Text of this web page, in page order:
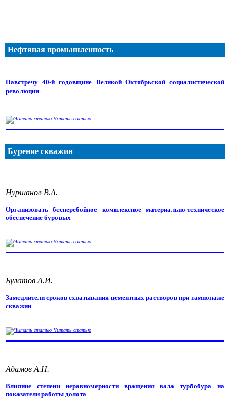
Нефтяная промышленность
Навстречу 40-й годовщине Великой Октябрьской социалистической
революции
Читать статью
Бурение скважин
Нуршанов В.А.
Организовать бесперебойное комплексное материально-техническое
обеспечение буровых
Читать статью
Булатов А.И.
Замедлители сроков схватывания цементных растворов при тампонаже
скважин
Читать статью
Адамов А.Н.
Влияние степени неравномерности вращения вала турбобура на
показатели работы долота